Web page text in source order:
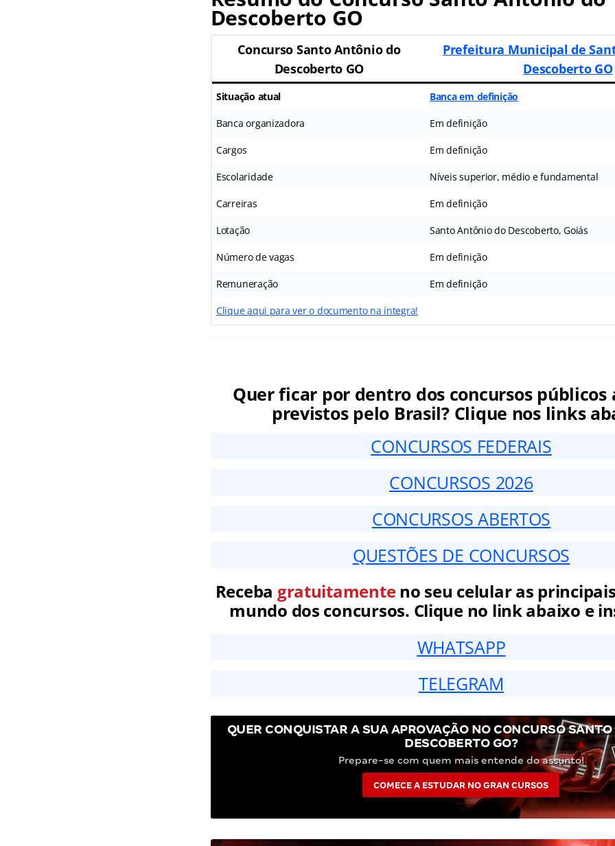
Descoberto GO
Concurso Santo Antônio do
Descoberto GO
Prefeitura Municipal de
Descoberto GO
Situação atual Banca em definição
Banca organizadora Em definição
Cargos Em definição
Escolaridade Níveis superior, médio e fundamental
Carreiras Em definição
Lotação Santo Antônio do Descoberto, Goiás
Número de vagas Em definição
Remuneração Em definição
Clique aqui para ver o documento na íntegra!
Quer ficar por dentro dos concursos públicos
previstos pelo Brasil? Clique nos links
CONCURSOS FEDERAIS
CONCURSOS 2026
CONCURSOS ABERTOS
QUESTÕES DE CONCURSOS
Receba gratuitamenteno seu celular as
mundo dos concursos. Clique no link abaixo e
WHATSAPP
TELEGRAM
QUER CONQUISTAR A SUA APROVAÇÃO NO CONCURSO
DESCOBERTO GO?
Prepare-se com quem mais entende do assunto!
COMECE A ESTUDAR NO GRAN CURSOS